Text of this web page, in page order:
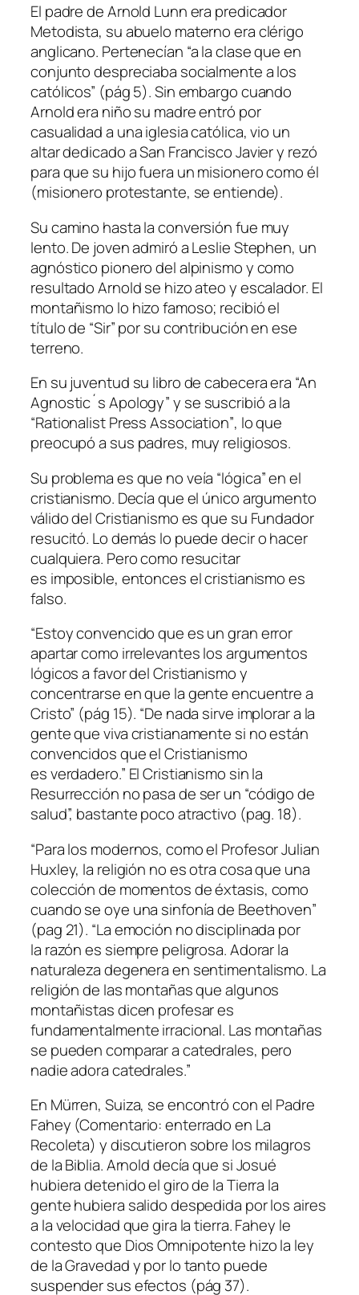
El padre de Arnold Lunn era predicador
Metodista, su abuelo materno era clérigo
anglicano. Pertenecían “a la clase que en
conjunto despreciaba socialmente a los
católicos” (pág 5). Sin embargo cuando
Arnold era niño su madre entró por
casualidad a una iglesia católica, vio un
altar dedicado a San Francisco Javier y rezó
para que su hijo fuera un misionero como él
(misionero protestante, se entiende).
Su camino hasta la conversión fue muy
lento. De joven admiró a Leslie Stephen, un
agnóstico pionero del alpinismo y como
resultado Arnold se hizo ateo y escalador. El
montañismo lo hizo famoso; recibió el
título de “Sir” por su contribución en ese
terreno.
En su juventud su libro de cabecera era “An
Agnostic´s Apology”y se suscribió a la
“Rationalist Press Association”, lo que
preocupó a sus padres, muy religiosos.
Su problema es que no veía “lógica” en el
cristianismo. Decía que el único argumento
válido del Cristianismo es que su Fundador
resucitó. Lo demás lo puede decir o hacer
cualquiera. Pero como resucitar
es imposible, entonces el cristianismo es
falso.
“Estoy convencido que es un gran error
apartar como irrelevantes los argumentos
lógicos a favor del Cristianismo y
concentrarse en que la gente encuentre a
Cristo” (pág 15). “De nada sirve implorar a la
gente que viva cristianamente si no están
convencidos que el Cristianismo
es verdadero.” El Cristianismo sin la
Resurrección no pasa de ser un “código de
salud”, bastante poco atractivo (pag. 18).
“Para los modernos, como el Profesor Julian
Huxley, la religión no es otra cosa que una
colección de momentos de éxtasis, como
cuando se oye una sinfonía de Beethoven”
(pag 21). “La emoción no disciplinada por
la razón es siempre peligrosa. Adorar la
naturaleza degenera en sentimentalismo. La
religión de las montañas que algunos
montañistas dicen profesar es
fundamentalmente irracional. Las montañas
se pueden comparar a catedrales, pero
nadie adora catedrales.”
En Mürren, Suiza, se encontró con el Padre
Fahey (Comentario: enterrado en La
Recoleta) y discutieron sobre los milagros
de la Biblia. Arnold decía que si Josué
hubiera detenido el giro de la Tierra la
gente hubiera salido despedida por los aires
a la velocidad que gira la tierra. Fahey le
contesto que Dios Omnipotente hizo la ley
de la Gravedad y por lo tanto puede
suspender sus efectos (pág 37).